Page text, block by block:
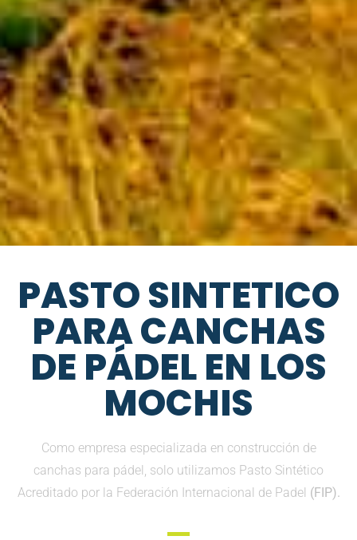
PASTO SINTETICO
PARA CANCHAS
DE PÁDEL EN LOS
MOCHIS
Como empresa especializada en construcción de
canchas para pádel, solo utilizamos Pasto Sintético
Acreditado por la Federación Internacional de Padel (FIP).